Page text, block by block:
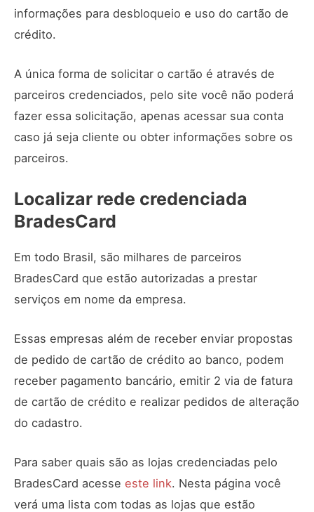
informações para desbloqueio e uso do cartão de
crédito.
A única forma de solicitar o cartão é através de
parceiros credenciados, pelo site você não poderá
fazer essa solicitação, apenas acessar sua conta
caso já seja cliente ou obter informações sobre os
parceiros.
Localizar rede credenciada
BradesCard
Em todo Brasil, são milhares de parceiros
BradesCard que estão autorizadas a prestar
serviços em nome da empresa.
Essas empresas além de receber enviar propostas
de pedido de cartão de crédito ao banco, podem
receber pagamento bancário, emitir 2 via de fatura
de cartão de crédito e realizar pedidos de alteração
do cadastro.
Para saber quais são as lojas credenciadas pelo
BradesCard acesse este link. Nesta página você
verá uma lista com todas as lojas que estão